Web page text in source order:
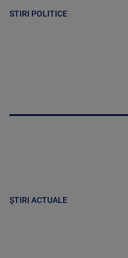
STIRI POLITICE
ȘTIRI ACTUALE